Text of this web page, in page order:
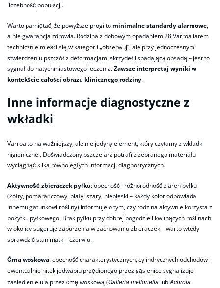
liczebność populacji.
Warto pamiętać, że powyższe progi to minimalne standardy alarmowe,
a nie gwarancja zdrowia. Rodzina z dobowym opadaniem 28 Varroa latem
technicznie mieści się w kategorii „obserwuj”, ale przy jednoczesnym
stwierdzeniu pszczół z deformacjami skrzydeł i spadającą obsadą – jest to
sygnał do natychmiastowego leczenia.Zawsze interpretuj wyniki w
kontekście całości obrazu klinicznego rodziny.
Inne informacje diagnostyczne z
wkładki
Varroa to najważniejszy, ale nie jedyny element, który czytamy z wkładki
higienicznej. Doświadczony pszczelarz potrafi z zebranego materiału
wyciągnąć kilka równoległych informacji diagnostycznych.
Aktywność zbieraczek pyłku: obecność i różnorodność ziaren pyłku
(żółty, pomarańczowy, biały, szary, niebieski – każdy kolor odpowiada
innemu gatunkowi rośliny) informuje o tym, czy rodzina aktywnie korzysta z
pożytku pyłkowego. Brak pyłku przy dobrej pogodzie i kwitnących roślinach
w okolicy sugeruje zaburzenia w zachowaniu zbieraczek – warto wtedy
sprawdzić stan matki i czerwiu.
Ćma woskowa: obecność charakterystycznych, cylindrycznych odchodów i
ewentualnie nitek jedwabiu przędionego przez gąsienice sygnalizuje
zasiedlenie ula przez ćmę woskową (Galleria mellonella lubAchroia